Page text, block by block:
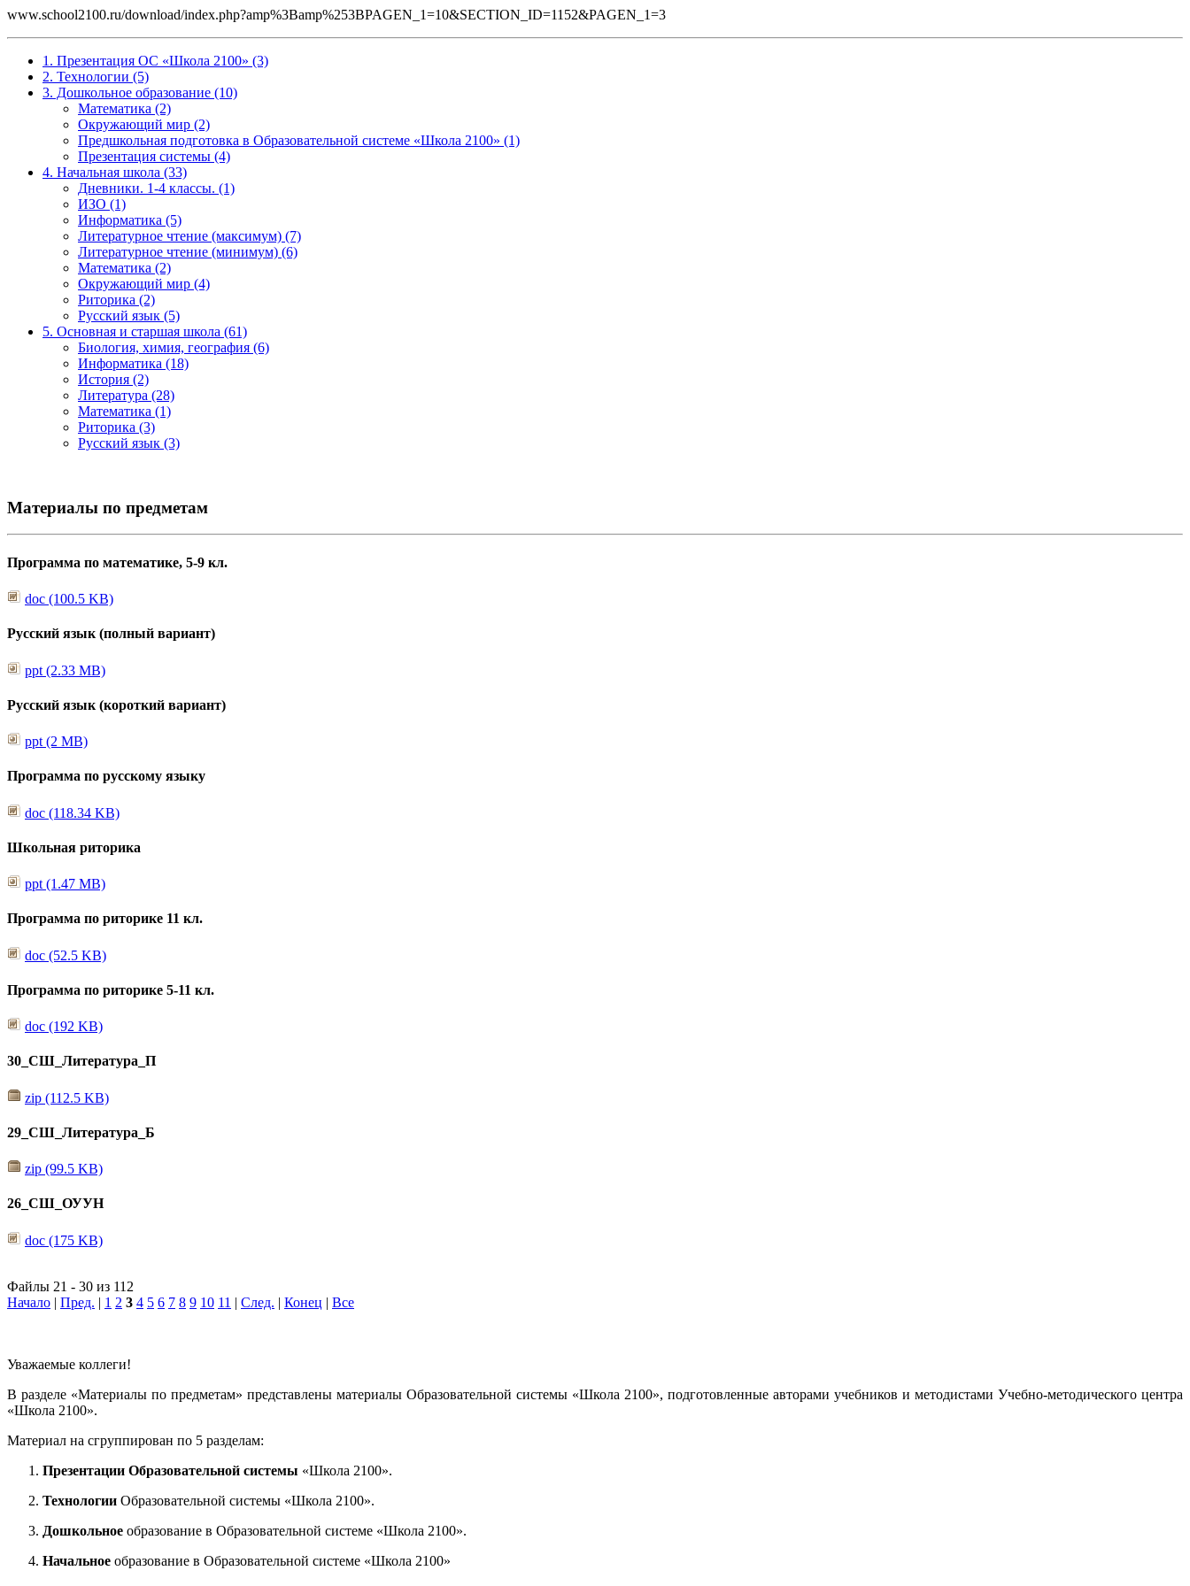
www.school2100.ru/download/index.php?amp%3Bamp%253BPAGEN_1=10&SECTION_ID=1152&PAGEN_1=3
1. Презентация ОС «Школа 2100» (3)
2. Технологии (5)
3. Дошкольное образование (10)
Математика (2)
Окружающий мир (2)
Предшкольная подготовка в Образовательной системе «Школа 2100» (1)
Презентация системы (4)
4. Начальная школа (33)
Дневники. 1-4 классы. (1)
ИЗО (1)
Информатика (5)
Литературное чтение (максимум) (7)
Литературное чтение (минимум) (6)
Математика (2)
Окружающий мир (4)
Риторика (2)
Русский язык (5)
5. Основная и старшая школа (61)
Биология, химия, география (6)
Информатика (18)
История (2)
Литература (28)
Математика (1)
Риторика (3)
Русский язык (3)
Материалы по предметам
Программа по математике, 5-9 кл.
doc (100.5 KB)
Русский язык (полный вариант)
ppt (2.33 MB)
Русский язык (короткий вариант)
ppt (2 MB)
Программа по русскому языку
doc (118.34 KB)
Школьная риторика
ppt (1.47 MB)
Программа по риторике 11 кл.
doc (52.5 KB)
Программа по риторике 5-11 кл.
doc (192 KB)
30_СШ_Литература_П
zip (112.5 KB)
29_СШ_Литература_Б
zip (99.5 KB)
26_СШ_ОУУН
doc (175 KB)
Файлы 21 - 30 из 112
Начало | Пред. | 1 2 3 4 5 6 7 8 9 10 11 | След. | Конец | Все
Уважаемые коллеги!
В разделе «Материалы по предметам» представлены материалы Образовательной системы «Школа 2100», подготовленные авторами учебников и методистами Учебно-методического центра
«Школа 2100».
Материал на сгруппирован по 5 разделам:
Презентации Образовательной системы «Школа 2100».
Технологии Образовательной системы «Школа 2100».
Дошкольное образование в Образовательной системе «Школа 2100».
Начальное образование в Образовательной системе «Школа 2100»